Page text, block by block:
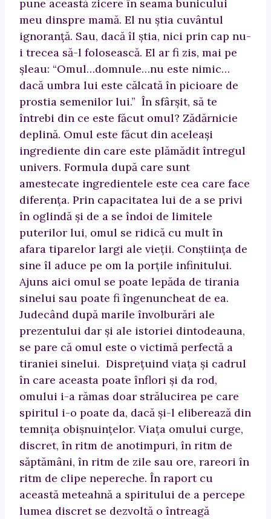
pune această zicere în seama bunicului
meu dinspre mamă. El nu ştia cuvântul
ignoranţă. Sau, dacă îl ştia, nici prin cap nu-
i trecea să-l folosească. El ar fi zis, mai pe
şleau: “Omul…domnule…nu este nimic…
dacă umbra lui este călcată în picioare de
prostia semenilor lui.” În sfârşit, să te
întrebi din ce este făcut omul? Zădărnicie
deplină. Omul este făcut din aceleaşi
ingrediente din care este plămădit întregul
univers. Formula după care sunt
amestecate ingredientele este cea care face
diferenţa. Prin capacitatea lui de a se privi
în oglindă şi de a se îndoi de limitele
puterilor lui, omul se ridică cu mult în
afara tiparelor largi ale vieţii. Conştiinţa de
sine îl aduce pe om la porţile infinitului.
Ajuns aici omul se poate lepăda de tirania
sinelui sau poate fi îngenuncheat de ea.
Judecând după marile învolburări ale
prezentului dar şi ale istoriei dintodeauna,
se pare că omul este o victimă perfectă a
tiraniei sinelui. Dispreţuind viaţa şi cadrul
în care aceasta poate înflori şi da rod,
omului i-a rămas doar strălucirea pe care
spiritul i-o poate da, dacă şi-l eliberează din
temniţa obişnuinţelor. Viaţa omului curge,
discret, în ritm de anotimpuri, în ritm de
săptămâni, în ritm de zile sau ore, rareori în
ritm de clipe nepereche. În raport cu
această meteahnă a spiritului de a percepe
lumea discret se dezvoltă o întreagă